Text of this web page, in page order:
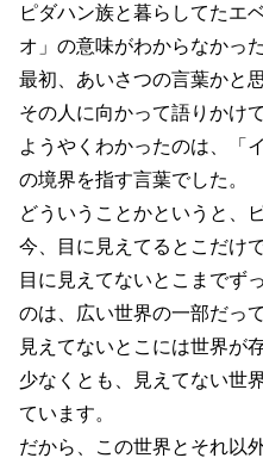
ピダハン族と暮らしてたエ
オ」の意味がわからなかっ
最初、あいさつの言葉かと
その人に向かって語りかけ
ようやくわかったのは、「
の境界を指す言葉でした。
どういうことかというと、
今、目に見えてるとこだけで
目に見えてないとこまでず
のは、広い世界の一部だっ
見えてないとこには世界が
少なくとも、見えてない世
ています。
だから、この世界とそれ以